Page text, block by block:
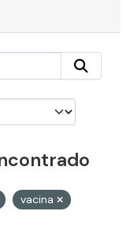
vacina